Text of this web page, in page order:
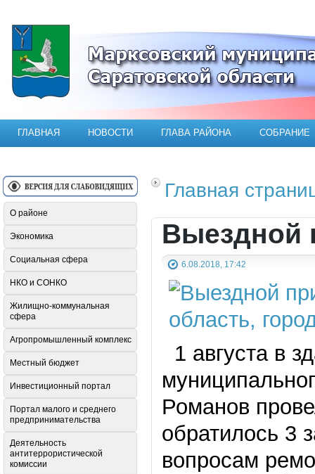
Официальный сайт Марксовского
ГЛАВНАЯ НОВОСТИ ГЛАВА РАЙОНА СОБРАНИЕ
Главная
Выездной
6.08.2018, 17:42
1 августа в
Романов
обратилось 3
вопросам
О районе
Экономика
Социальная сфера
НКО и СОНКО
Жилищно-коммунальная
сфера
Агропромышленный комплекс
Местный бюджет
Инвестиционный портал
Портал малого и среднего
предпринимательства
Деятельность
антитеррористической
комиссии